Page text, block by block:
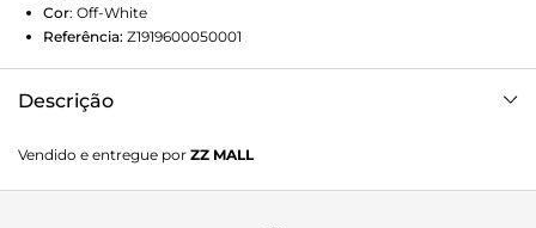
Cor: Off-White
Referência: Z1919600050001
Descrição
emborrachada e palmilha lisa em recouro marrom com
contorno em costura pesponto e nome da marca. Com
Vendido e entregue por ZZ MALL